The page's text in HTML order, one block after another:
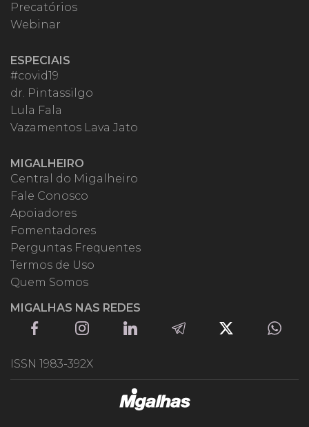
Precatórios
Webinar
ESPECIAIS
#covid19
dr. Pintassilgo
Lula Fala
Vazamentos Lava Jato
MIGALHEIRO
Central do Migalheiro
Fale Conosco
Apoiadores
Fomentadores
Perguntas Frequentes
Termos de Uso
Quem Somos
MIGALHAS NAS REDES
ISSN 1983-392X